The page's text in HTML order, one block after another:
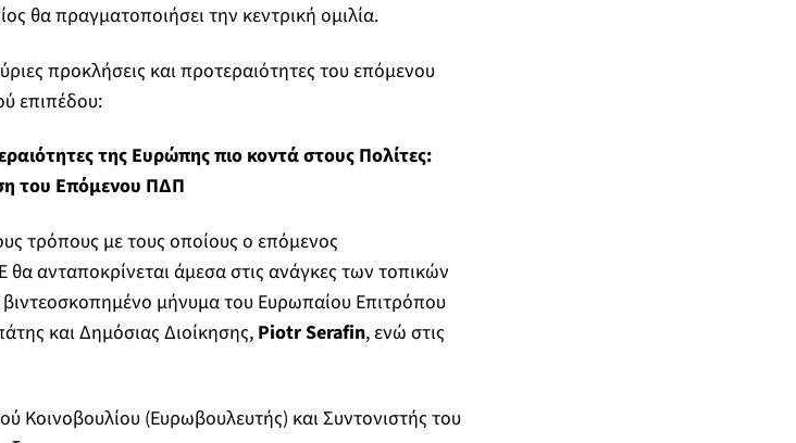
θα πραγματοποιήσει την κεντρική ομιλία.
προκλήσεις και προτεραιότητες του επόμενου
επιπέδου:
της Ευρώπης πιο κοντά στους Πολίτες:
του Επόμενου ΠΔΠ
τρόπους με τους οποίους ο επόμενος
ανταποκρίνεται άμεσα στις ανάγκες των τοπικών
βιντεοσκοπημένο μήνυμα του Ευρωπαίου Επιτρόπου
και Δημόσιας Διοίκησης, Piotr Serafin, ενώ στις
Κοινοβουλίου (Ευρωβουλευτής) και Συντονιστής του